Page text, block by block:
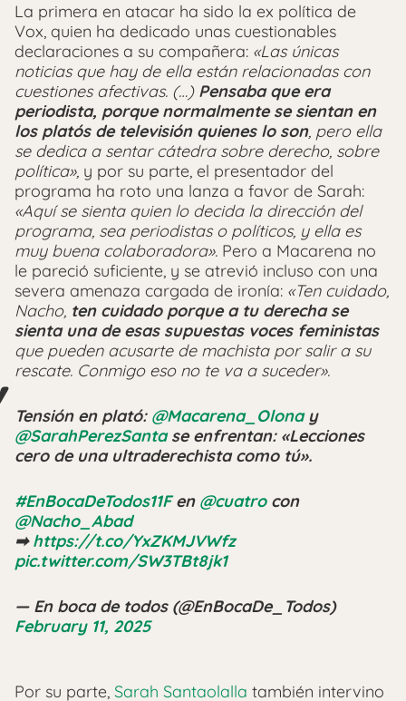
La primera en atacar ha sido la ex política de
Vox, quien ha dedicado unas cuestionables
declaraciones a su compañera: «Las únicas
noticias que hay de ella están relacionadas con
cuestiones afectivas. (…) Pensaba que era
periodista, porque normalmente se sientan en
los platós de televisión quienes lo son, pero ella
se dedica a sentar cátedra sobre derecho, sobre
política», y por su parte, el presentador del
programa ha roto una lanza a favor de Sarah:
«Aquí se sienta quien lo decida la dirección del
programa, sea periodistas o políticos, y ella es
muy buena colaboradora». Pero a Macarena no
le pareció suficiente, y se atrevió incluso con una
severa amenaza cargada de ironía: «Ten cuidado,
Nacho, ten cuidado porque a tu derecha se
sienta una de esas supuestas voces feministas
que pueden acusarte de machista por salir a su
rescate. Conmigo eso no te va a suceder».
Tensión en plató: @Macarena_Olonay
@SarahPerezSantase enfrentan: «Lecciones
cero de una ultraderechista como tú».
#EnBocaDeTodos11Fen @cuatrocon
@Nacho_Abad
➡https://t.co/YxZKMJVWfz
pic.twitter.com/SW3TBt8jk1
— En boca de todos (@EnBocaDe_Todos)
February 11, 2025
Por su parte, Sarah Santaolalla también intervino